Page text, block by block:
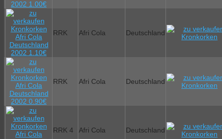
RRK Afri Cola Deutschland
RRK Afri Cola Deutschland
RRK 4 Afri Cola Deutschland